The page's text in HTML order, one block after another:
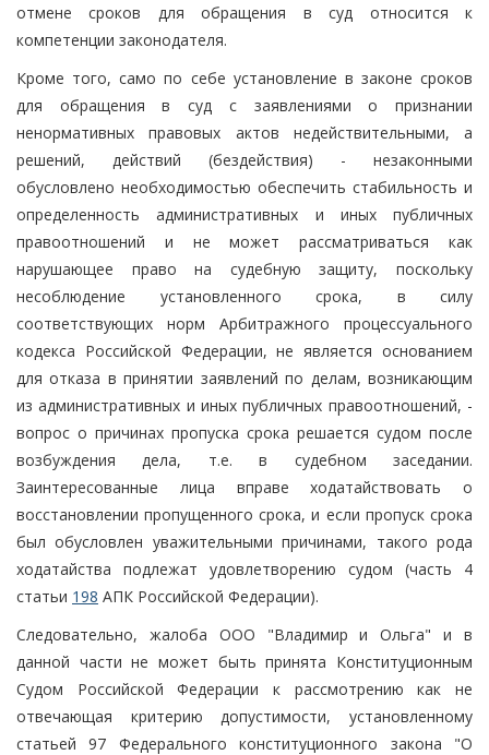
отмене сроков для обращения в суд относится к
компетенции законодателя.
Кроме того, само по себе установление в законе сроков
для обращения в суд с заявлениями о признании
ненормативных правовых актов недействительными, а
решений, действий (бездействия) - незаконными
обусловлено необходимостью обеспечить стабильность и
определенность административных и иных публичных
правоотношений и не может рассматриваться как
нарушающее право на судебную защиту, поскольку
несоблюдение установленного срока, в силу
соответствующих норм Арбитражного процессуального
кодекса Российской Федерации, не является основанием
для отказа в принятии заявлений по делам, возникающим
из административных и иных публичных правоотношений, -
вопрос о причинах пропуска срока решается судом после
возбуждения дела, т.е. в судебном заседании.
Заинтересованные лица вправе ходатайствовать о
восстановлении пропущенного срока, и если пропуск срока
был обусловлен уважительными причинами, такого рода
ходатайства подлежат удовлетворению судом (часть 4
статьи 198 АПК Российской Федерации).
Следовательно, жалоба ООО "Владимир и Ольга" и в
данной части не может быть принята Конституционным
Судом Российской Федерации к рассмотрению как не
отвечающая критерию допустимости, установленному
статьей 97 Федерального конституционного закона "О